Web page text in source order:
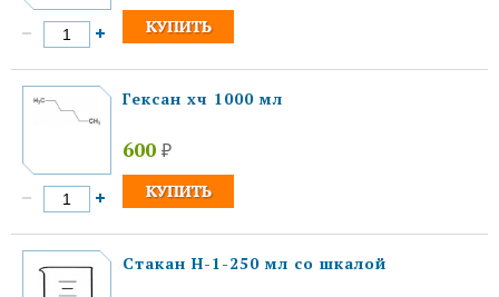
Гексан хч 1000 мл
600 ₽
Стакан Н-1-250 мл со шкалой